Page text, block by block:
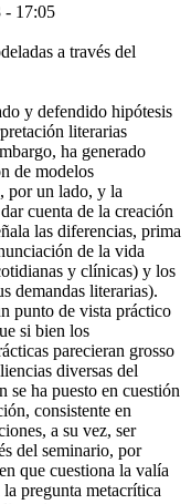
- 17:05
a través del
y defendido hipótesis
literarias
ha generado
de modelos
por un lado, y la
cuenta de la creación
las diferencias, prima
de la vida
y clínicas) y los
demandas literarias).
punto de vista práctico
si bien los
parecieran grosso
diversas del
se ha puesto en cuestión
consistente en
a su vez, ser
del seminario, por
que cuestiona la valía
pregunta metacrítica